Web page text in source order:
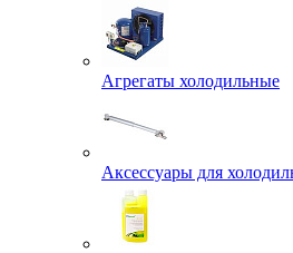
Агрегаты холодильные
Аксессуары для